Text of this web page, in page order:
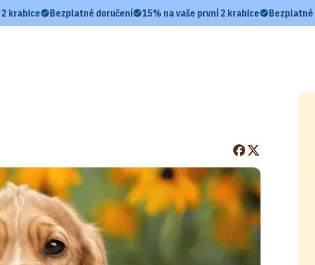
krabice Bezplatné doručení 15% na vaše první 2 krabice Bezplatné